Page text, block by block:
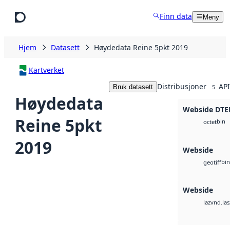
Finn data Meny
Hjem Datasett Høydedata Reine 5pkt 2019
Kartverket
Høydedata
Reine 5pkt
2019
Bruk datasett Distribusjoner 5
Webside
octetbin
Webside
geotiffbin
Webside
laz